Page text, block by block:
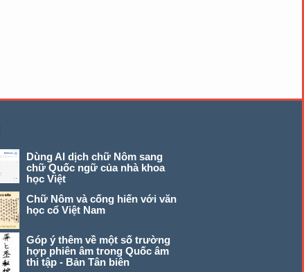
Dùng AI dịch chữ Nôm sang
chữ Quốc ngữ của nhà khoa
học Việt
Chữ Nôm và cống hiến với văn
học cổ Việt Nam
Góp ý thêm về một số trường
hợp phiên âm trong Quốc âm
thi tập - Bản Tân biên